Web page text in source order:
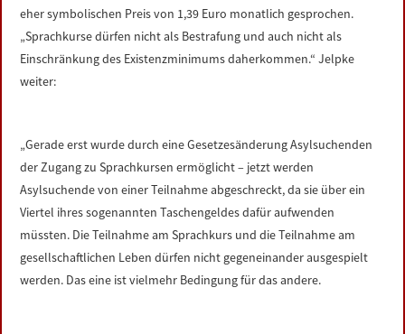
eher symbolischen Preis von 1,39 Euro monatlich gesprochen.
„Sprachkurse dürfen nicht als Bestrafung und auch nicht als
Einschränkung des Existenzminimums daherkommen.“ Jelpke
weiter:
„Gerade erst wurde durch eine Gesetzesänderung Asylsuchenden
der Zugang zu Sprachkursen ermöglicht – jetzt werden
Asylsuchende von einer Teilnahme abgeschreckt, da sie über ein
Viertel ihres sogenannten Taschengeldes dafür aufwenden
müssten. Die Teilnahme am Sprachkurs und die Teilnahme am
gesellschaftlichen Leben dürfen nicht gegeneinander ausgespielt
werden. Das eine ist vielmehr Bedingung für das andere.